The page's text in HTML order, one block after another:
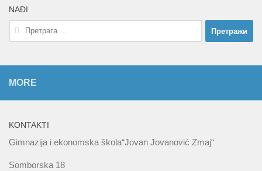
NAĐI
Претрага
за:
MORE
KONTAKTI
Gimnazija i ekonomska škola“Jovan Jovanović Zmaj“
Somborska 18